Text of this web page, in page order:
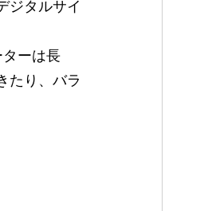
ジタルサイ
ーは長
たり、バラ